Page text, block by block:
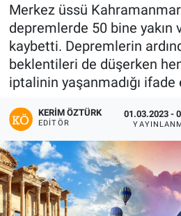
Merkez üssü
depremlerde 50 bine yakın
kaybetti. Depremlerin
beklentileri de düşerken
iptalinin yaşanmadığı ifade
KERIM ÖZTÜRK
EDITÖR
01.03.2023 -
Tüm Manşetler
Son Dakika Haberleri
Haber Arşivi